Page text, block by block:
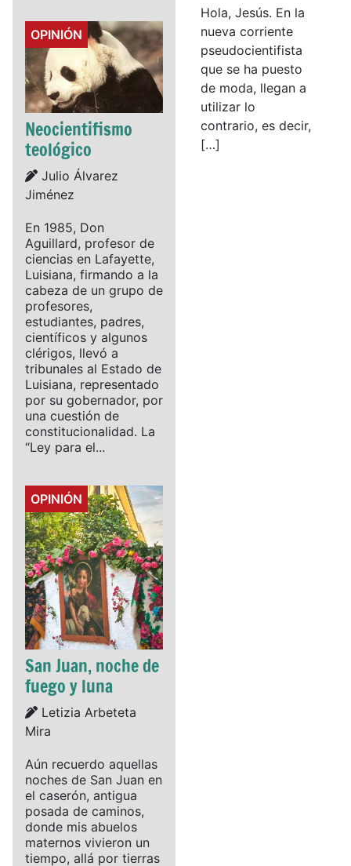
Details
OPINIÓN
Neocientifismo
teológico
Details
Julio Álvarez
Jiménez
En 1985, Don
Aguillard, profesor de
ciencias en Lafayette,
Luisiana, firmando a la
cabeza de un grupo de
profesores,
estudiantes, padres,
científicos y algunos
clérigos, llevó a
tribunales al Estado de
Luisiana, representado
por su gobernador, por
una cuestión de
constitucionalidad. La
“Ley para el...
Details
OPINIÓN
San Juan, noche de
fuego y luna
Details
Letizia Arbeteta
Mira
Aún recuerdo aquellas
noches de San Juan en
el caserón, antigua
posada de caminos,
donde mis abuelos
maternos vivieron un
tiempo, allá por tierras
Hola, Jesús. En la
nueva corriente
pseudocientifista
que se ha puesto
de moda, llegan a
utilizar lo
contrario, es decir,
[…]